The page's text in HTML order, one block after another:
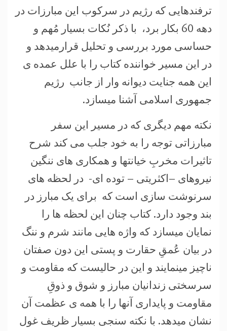
ترفندهایی که رژیم در سرکوب این مبارزات در
دهه 60 بکار برد، با ذکر نُکات بسيار مُهم و
حساسی مورد بررسی و تحليل قرارمیدهد و
در این مسیر خواننده کتاب را با علل عمده ی
این همه جنایت دیوانه وار از جانب رژیم
جمهوری اسلامی آشنا میسازد.
نکته مهم دیگری که در مسیر این سفر
مبارزاتی توجه را به خود جلب می کند شرح
تاثیرات مخربِ خیانتها و همکاری های ننگین
نیروهای –اکثریتی – توده ای- در لحظه های
سرنوشت سازی است که برای یک مبارز در
بند وجود دارد. کتاب چنان این لحظه ها را
نمایان میسازد که واژه هایی مانند شرم و ننگ
در بیان عُمقِ حقارت و پستی این دون صفتان
ناچیز مینمایند و این در حالیست که مقاومت و
سرسختی زندانیان مبارز و شوق و ذوقِ
مقاومت و پایداری آنها را با همه ی عظمت آن
نشان میدهد. با نکته سنجی بسیار ظریف غول